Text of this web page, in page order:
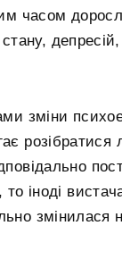
часом
депресій,
зміни
розібратися
іноді
змінилася